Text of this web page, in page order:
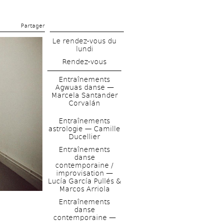
Partager
Le rendez-vous du
lundi
Rendez-vous
Entraînements
Agwuas danse —
Marcela Santander
Corvalán
Entraînements
astrologie — Camille
Ducellier
Entraînements
danse
contemporaine /
improvisation —
Lucía García Pullés &
Marcos Arriola
Entraînements
danse
contemporaine —